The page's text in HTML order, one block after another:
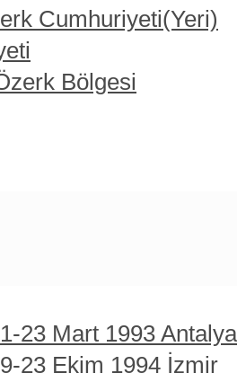
Cumhuriyeti(Yeri)
Bölgesi
23 Mart 1993 Antalya
23 Ekim 1994 İzmir